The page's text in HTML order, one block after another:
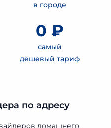
в городе
0 ₽
самый
дешевый тариф
по адресу
домашнего